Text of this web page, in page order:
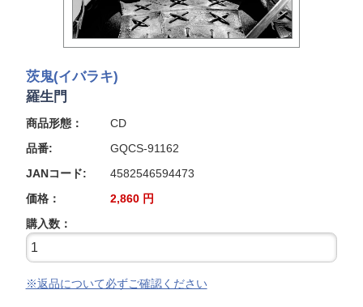
茨鬼(イバラキ)
羅生門
商品形態：
CD
品番:
GQCS-91162
JANコード:
4582546594473
価格：
2,860 円
購入数：
※返品について必ずご確認ください